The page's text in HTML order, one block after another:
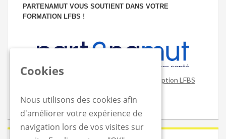
PARTENAMUT VOUS SOUTIENT DANS VOTRE
FORMATION LFBS !
Obtenez un remboursement sur votre inscription LFBS
Cookies
Nous utilisons des cookies afin
d'améliorer votre expérience de
navigation lors de vos visites sur